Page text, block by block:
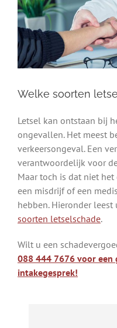
Welke soorten
Letsel kan ontstaan bij
ongevallen. Het meest
verkeersongeval. Een
verantwoordelijk voor
Maar toch is dat niet
een misdrijf of een
hebben. Hieronder
soorten letselschade.
Wilt u een
088 444 7676 voor
intakegesprek!